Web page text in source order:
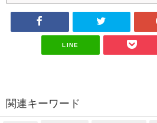
LINE
関連キーワード